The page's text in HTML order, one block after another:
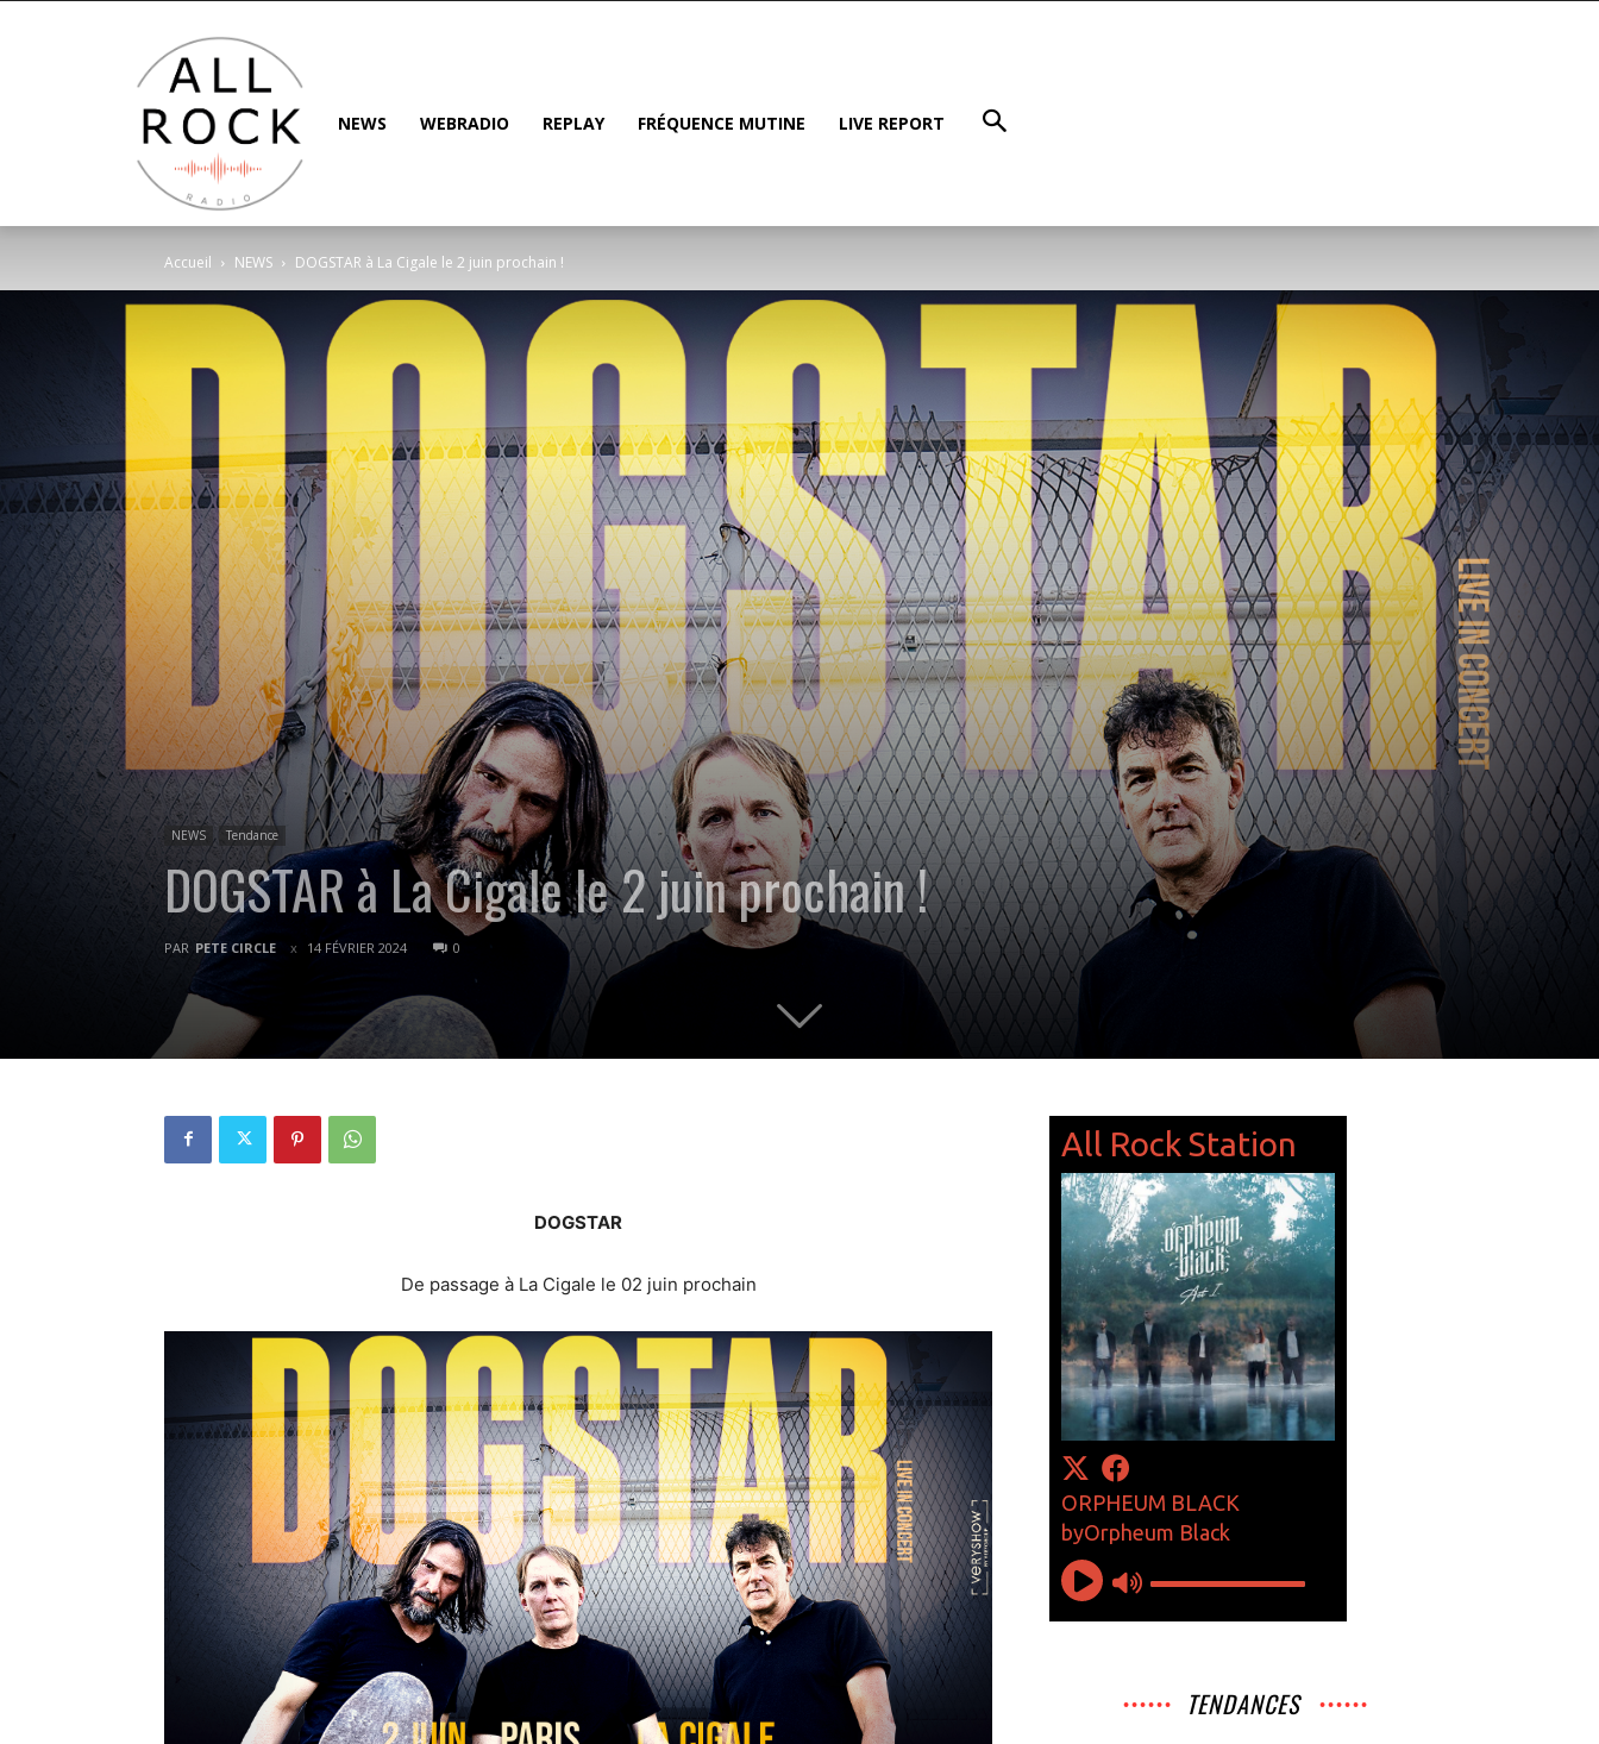
NEWS WEBRADIO REPLAY FRÉQUENCE MUTINE LIVE REPORT
Accueil NEWS DOGSTAR à La Cigale le 2 juin prochain !
NEWS Tendance
DOGSTAR à La Cigale le 2 juin prochain !
PAR PETE CIRCLE 14 FÉVRIER 2024 0
DOGSTAR
De passage à La Cigale le 02 juin prochain
TENDANCES